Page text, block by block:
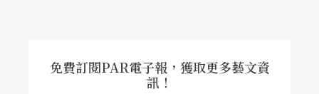
對在既定的變裝皇后大賽中所經歷的種族主
義。儘管參加者在種族上是一體的，但這些巡
免費訂閱PAR電子報，獲取更多藝文資
訊！